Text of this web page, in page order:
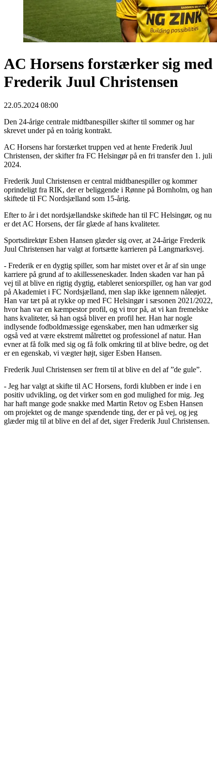
AC Horsens forstærker sig med
Frederik Juul Christensen
22.05.2024 08:00
Den 24-årige centrale midtbanespiller skifter til sommer og har
skrevet under på en toårig kontrakt.
AC Horsens har forstærket truppen ved at hente Frederik Juul
Christensen, der skifter fra FC Helsingør på en fri transfer den 1. juli
2024.
Frederik Juul Christensen er central midtbanespiller og kommer
oprindeligt fra RIK, der er beliggende i Rønne på Bornholm, og han
skiftede til FC Nordsjælland som 15-årig.
Efter to år i det nordsjællandske skiftede han til FC Helsingør, og nu
er det AC Horsens, der får glæde af hans kvaliteter.
Sportsdirektør Esben Hansen glæder sig over, at 24-årige Frederik
Juul Christensen har valgt at fortsætte karrieren på Langmarksvej.
- Frederik er en dygtig spiller, som har mistet over et år af sin unge
karriere på grund af to akillesseneskader. Inden skaden var han på
vej til at blive en rigtig dygtig, etableret seniorspiller, og han var god
på Akademiet i FC Nordsjælland, men slap ikke igennem nåleøjet.
Han var tæt på at rykke op med FC Helsingør i sæsonen 2021/2022,
hvor han var en kæmpestor profil, og vi tror på, at vi kan fremelske
hans kvaliteter, så han også bliver en profil her. Han har nogle
indlysende fodboldmæssige egenskaber, men han udmærker sig
også ved at være ekstremt målrettet og professionel af natur. Han
evner at få folk med sig og få folk omkring til at blive bedre, og det
er en egenskab, vi vægter højt, siger Esben Hansen.
Frederik Juul Christensen ser frem til at blive en del af ”de gule”.
- Jeg har valgt at skifte til AC Horsens, fordi klubben er inde i en
positiv udvikling, og det virker som en god mulighed for mig. Jeg
har haft mange gode snakke med Martin Retov og Esben Hansen
om projektet og de mange spændende ting, der er på vej, og jeg
glæder mig til at blive en del af det, siger Frederik Juul Christensen.